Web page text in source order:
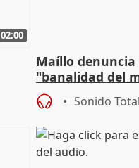
02:00
Maíllo denuncia
"banalidad del
asume todas sus
Sonido